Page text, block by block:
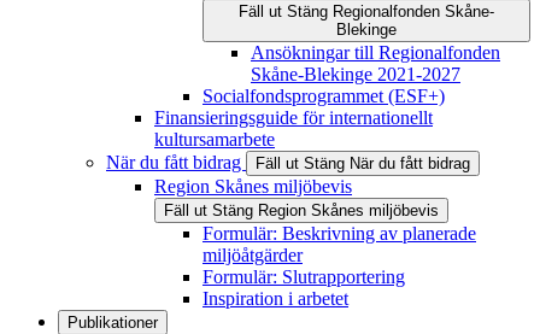
Fäll ut Stäng Regionalfonden Skåne-
Blekinge
Ansökningar till Regionalfonden
Skåne-Blekinge 2021-2027
Socialfondsprogrammet (ESF+)
Finansieringsguide för internationellt
kultursamarbete
När du fått bidrag
Fäll ut Stäng När du fått bidrag
Region Skånes miljöbevis
Fäll ut Stäng Region Skånes miljöbevis
Formulär: Beskrivning av planerade
miljöåtgärder
Formulär: Slutrapportering
Inspiration i arbetet
Publikationer